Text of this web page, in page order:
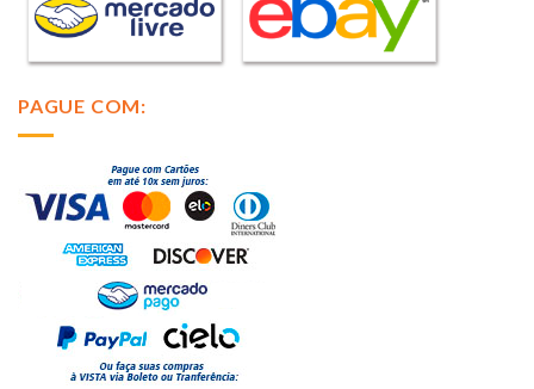
PAGUE COM: